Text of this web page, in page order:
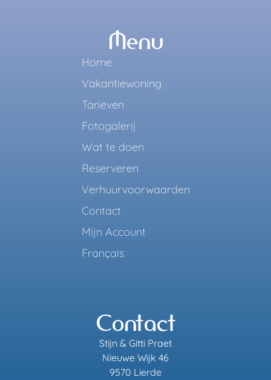
Menu
Home
Vakantiewoning
Tarieven
Fotogalerij
Wat te doen
Reserveren
Verhuurvoorwaarden
Contact
Mijn Account
Français
Contact
Stijn & Gitti Praet
Nieuwe Wijk 46
9570 Lierde